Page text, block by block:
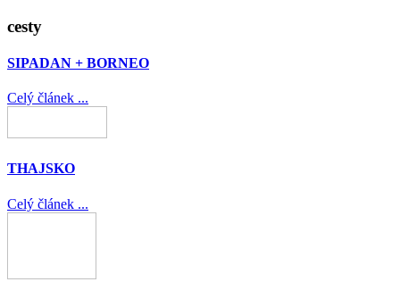
cesty
SIPADAN + BORNEO
Celý článek ...
THAJSKO
Celý článek ...